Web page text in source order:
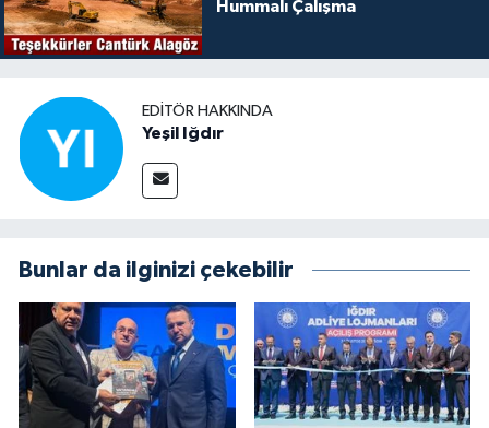
Hummalı Çalışma
EDITÖR HAKKINDA
Yeşil Iğdır
Bunlar da ilginizi çekebilir